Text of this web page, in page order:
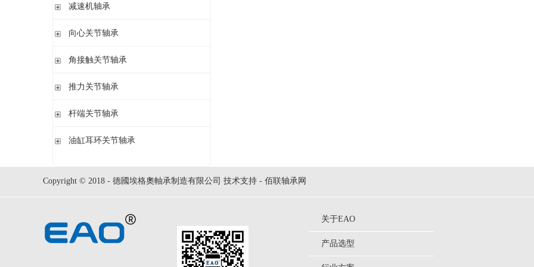
立式轴承座LOE,剖分用于圆柱孔调心滚子轴承
立式轴承座LOE,剖分适用于带紧定套的圆锥孔调心滚子轴承
立式轴承座BND,非剖分适用于调心滚子轴承
带法兰的轴承座F5,非剖分用于带紧定套的圆锥孔轴承
锁紧螺母
止动垫圈
止动卡板
减速机轴承
无外圈满装圆柱滚子轴承 RSL系列
外球面满滚子轴承 SL05,SL06 系列
双列满装圆柱滚子轴承 SL1849系列
单列满装圆柱滚子轴承 SL1830 系列
向心关节轴承
向心关节轴承
角接触关节轴承
角接触关节轴承
推力关节轴承
推力关节轴承
杆端关节轴承
杆端关节轴承
油缸耳环关节轴承
Copyright © 2018 - 德國埃格奧軸承制造有限公司 技术支持 - 佰联轴承网
关于EAO
产品选型